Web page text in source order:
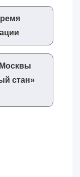
стан»‎